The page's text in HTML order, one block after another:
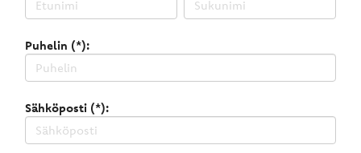
Puhelin (*):
Sähköposti (*):